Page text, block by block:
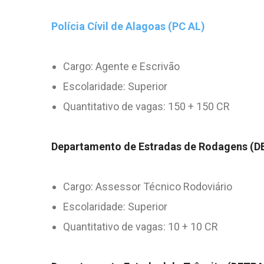
Polícia Cívil de Alagoas (PC AL)
Cargo: Agente e Escrivão
Escolaridade: Superior
Quantitativo de vagas: 150 + 150 CR
Departamento de Estradas de Rodagens
Cargo: Assessor Técnico Rodoviário
Escolaridade: Superior
Quantitativo de vagas: 10 + 10 CR